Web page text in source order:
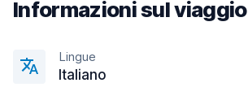
Informazioni sul viaggio
Lingue
Italiano